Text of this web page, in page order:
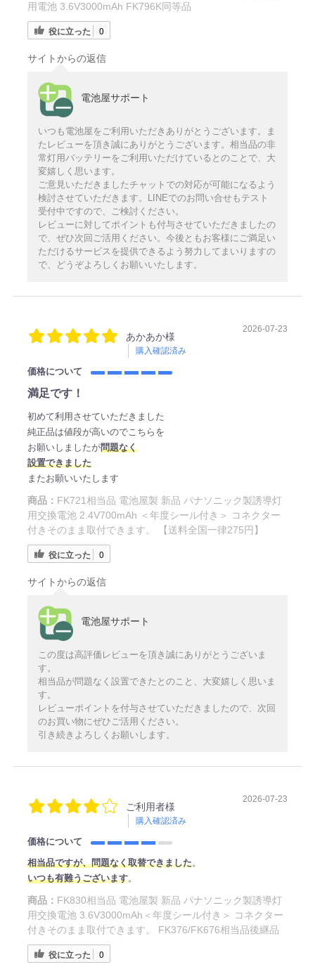
用電池 3.6V3000mAh FK796K同等品
役に立った 0
サイトからの返信
電池屋サポート
いつも電池屋をご利用いただきありがとうございます。ま
たレビューを頂き誠にありがとうございます。相当品の非
常灯用バッテリーをご利用いただけているとのことで、大
変嬉しく思います。
ご意見いただきましたチャットでの対応が可能になるよう
検討させていただきます。LINEでのお問い合せもテスト
受付中ですので、ご検討ください。
レビューに対してポイントも付与させていただきましたの
で、ぜひ次回ご活用ください。今後ともお客様にご満足い
ただけるサービスを提供できるよう努力してまいりますの
で、どうぞよろしくお願いいたします。
あかあか様
購入確認済み
2026-07-23
価格について
満足です！
初めて利用させていただきました
純正品は値段が高いのでこちらを
お願いしましたが問題なく
設置できました
またお願いいたします
商品： FK721相当品 電池屋製 新品 パナソニック製誘導灯
用交換電池 2.4V700mAh ＜年度シール付き＞ コネクター
付きそのまま取付できます。 【送料全国一律275円】
役に立った 0
サイトからの返信
電池屋サポート
この度は高評価レビューを頂き誠にありがとうございま
す。
相当品が問題なく設置できたとのこと、大変嬉しく思いま
す。
レビューポイントを付与させていただきましたので、次回
のお買い物にぜひご活用ください。
引き続きよろしくお願いします。
ご利用者様
購入確認済み
2026-07-23
価格について
相当品ですが、問題なく取替できました。
いつも有難うございます。
商品： FK830相当品 電池屋製 新品 パナソニック製誘導灯
用交換電池 3.6V3000mAh＜年度シール付き＞ コネクター
付きそのまま取付できます。 FK376/FK676相当品後継品
役に立った 0